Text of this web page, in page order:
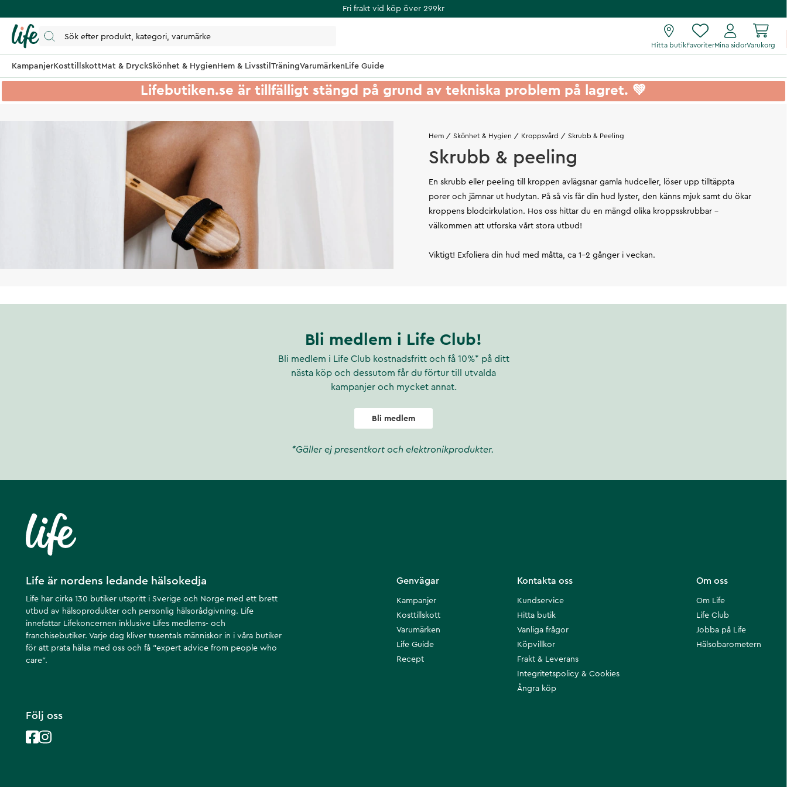
Fri frakt vid köp över 299kr
Hitta butikFavoriterMina sidorVarukorg
KampanjerKosttillskottMat & DryckSkönhet & HygienHem & Livsstil TräningVarumärkenLife Guide
Lifebutiken.se är tillfälligt stängd på grund av tekniska problem på lagret. 💚
Hem Skönhet & Hygien Kroppsvård Skrubb & Peeling
Skrubb & peeling
En skrubb eller peeling till kroppen avlägsnar gamla hudceller, löser upp tilltäppta
porer och jämnar ut hudytan. På så vis får din hud lyster, den känns mjuk samt du ökar
kroppens blodcirkulation. Hos oss hittar du en mängd olika kroppsskrubbar -
välkommen att utforska vårt stora utbud!
Viktigt! Exfoliera din hud med måtta, ca 1-2 gånger i veckan.
Bli medlem i Life Club!
Bli medlem i Life Club kostnadsfritt och få 10%* på ditt
nästa köp och dessutom får du förtur till utvalda
kampanjer och mycket annat.
Bli medlem
*Gäller ej presentkort och elektronikprodukter.
Life är nordens ledande hälsokedja
Life har cirka 130 butiker utspritt i Sverige och Norge med ett brett
utbud av hälsoprodukter och personlig hälsorådgivning. Life
innefattar Lifekoncernen inklusive Lifes medlems- och
franchisebutiker. Varje dag kliver tusentals människor in i våra butiker
för att prata hälsa med oss och få ”expert advice from people who
care”.
Om oss
Om Life
Life Club
Jobba på Life
Hälsobarometern
Kontakta oss
Kundservice
Hitta butik
Vanliga frågor
Köpvillkor
Frakt & Leverans
Integritetspolicy & Cookies
Ångra köp
Genvägar
Kampanjer
Kosttillskott
Varumärken
Life Guide
Recept
Följ oss